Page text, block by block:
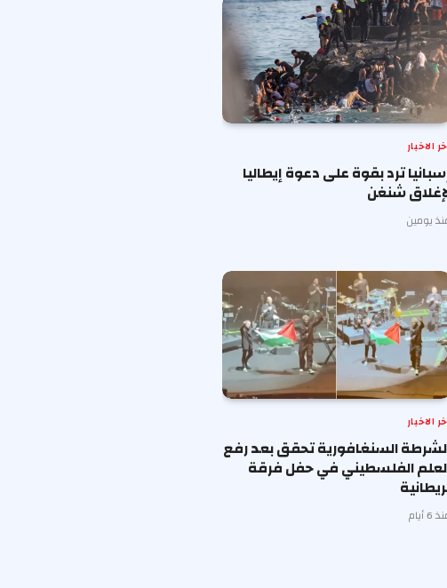
الاخبار
ترد بقوة على دعوة إيطاليا
شنغن
يومين
الاخبار
السنغافورية تحقق بعد رفع
الفلسطيني في حفل فرقة
أيام